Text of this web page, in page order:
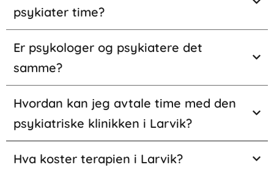
psykiater time?
Er psykologer og psykiatere det
samme?
Hvordan kan jeg avtale time med den
psykiatriske klinikken i Larvik?
Hva koster terapien i Larvik?